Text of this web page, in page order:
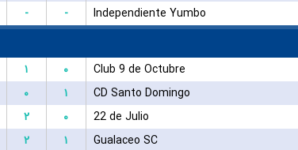
- - Independiente Yumbo
۱ ۰ Club 9 de Octubre
۰ ۱ CD Santo Domingo
۲ ۰ 22 de Julio
۲ ۱ Gualaceo SC